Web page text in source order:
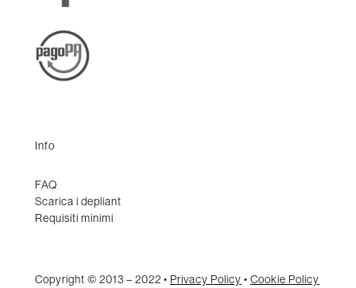
Info
FAQ
Scarica i depliant
Requisiti minimi
Copyright © 2013 – 2022 • Privacy Policy • Cookie Policy